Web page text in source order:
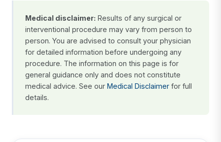
Medical disclaimer: Results of any surgical or
interventional procedure may vary from person to
person. You are advised to consult your physician
for detailed information before undergoing any
procedure. The information on this page is for
general guidance only and does not constitute
medical advice. See our Medical Disclaimer for full
details.